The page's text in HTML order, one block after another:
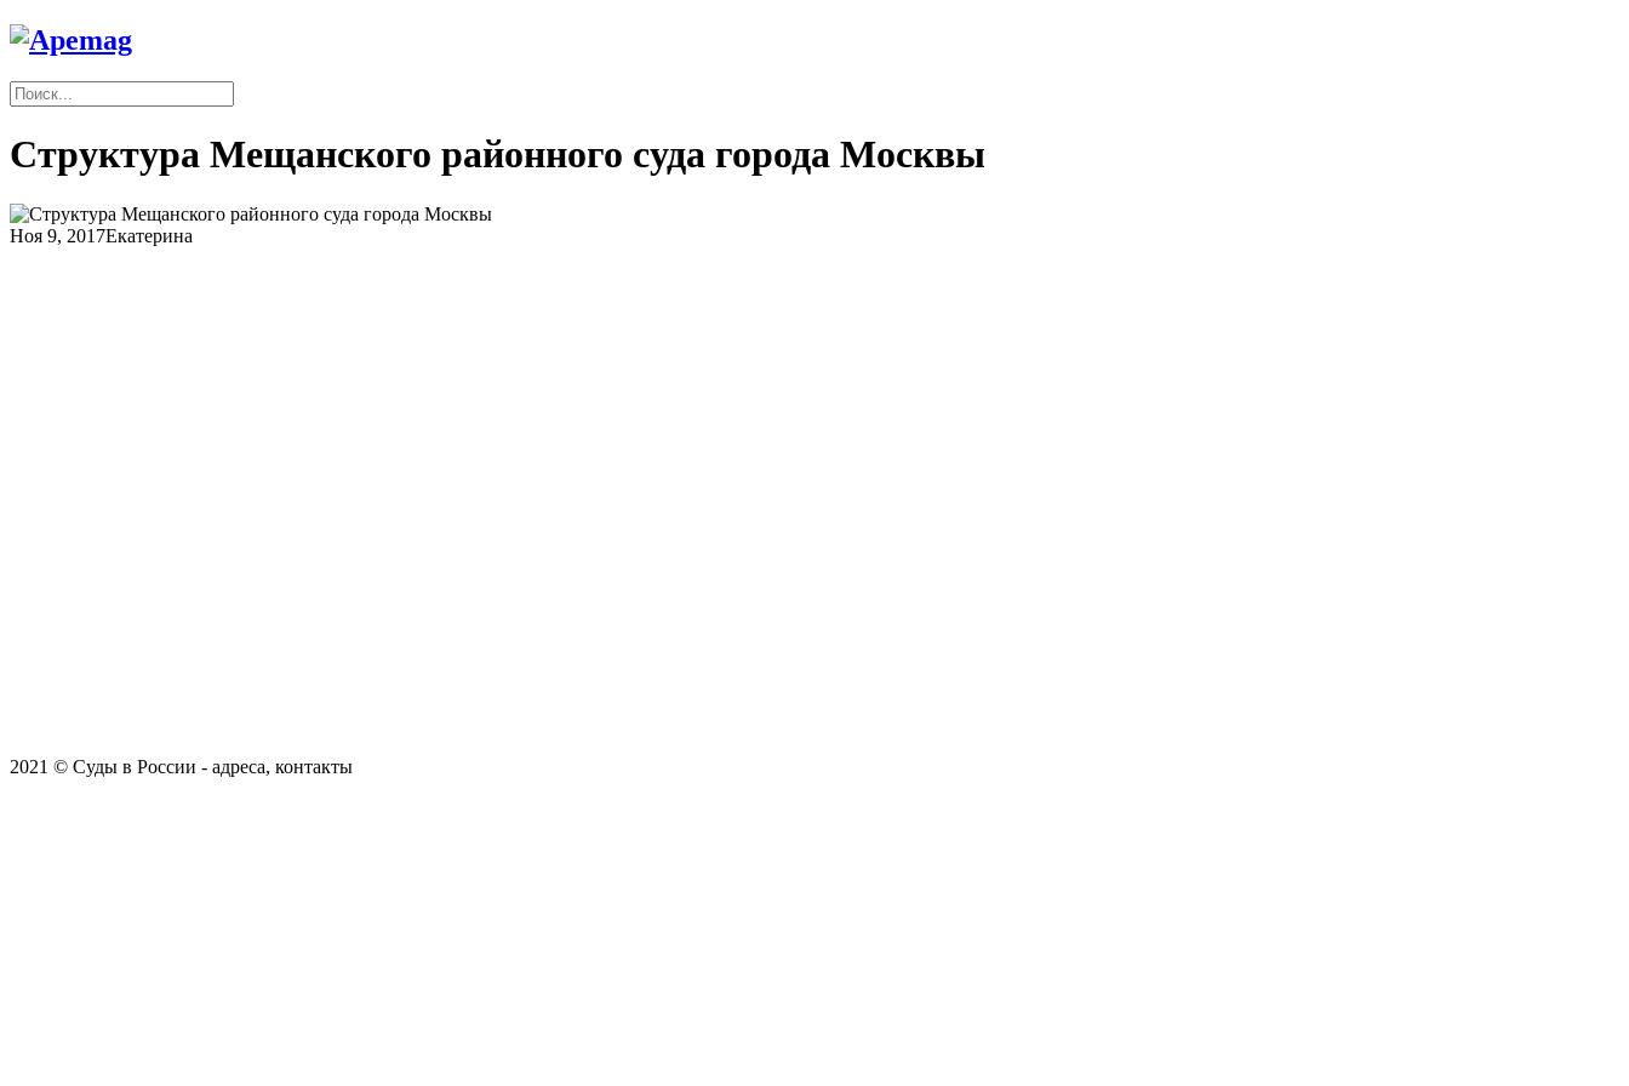
Структура Мещанского районного суда города Москвы
Ноя 9, 2017Екатерина
2021 © Суды в России - адреса, контакты